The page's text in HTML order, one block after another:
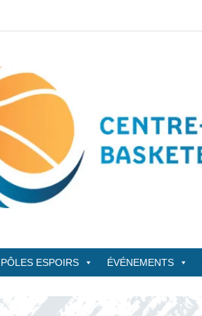
PÔLES ESPOIRS ÉVÉNEMENTS